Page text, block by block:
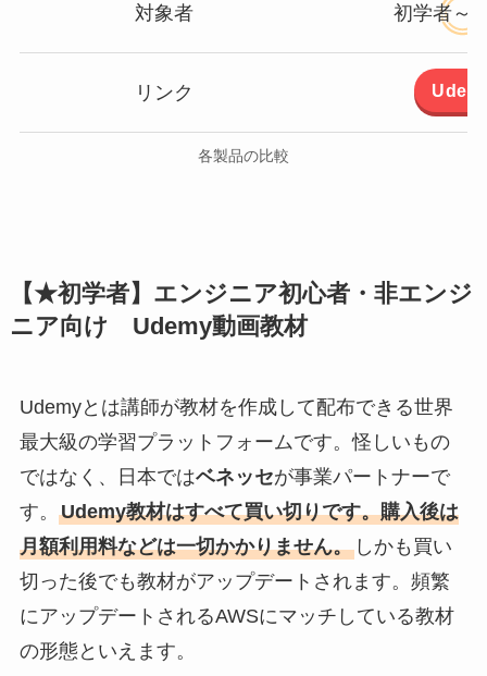
対象者 初学者～
リンク
各製品の比較
【★初学者】エンジニア初心者・非エンジ
ニア向け Udemy動画教材
Udemyとは講師が教材を作成して配布できる世界
最大級の学習プラットフォームです。怪しいもの
ではなく、日本ではベネッセが事業パートナーで
す。 Udemy教材はすべて買い切りです。購入後は
月額利用料などは一切かかりません。しかも買い
切った後でも教材がアップデートされます。頻繁
にアップデートされるAWSにマッチしている教材
の形態といえます。